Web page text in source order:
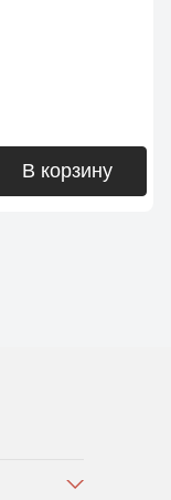
В корзину